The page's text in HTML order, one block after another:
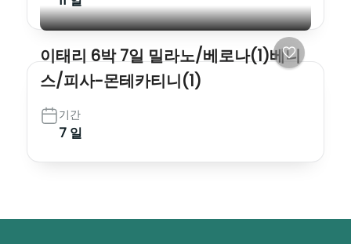
이태리 6박 7일 밀라노/베로나(1)베니
스/피사-몬테카티니(1)
기간
7 일